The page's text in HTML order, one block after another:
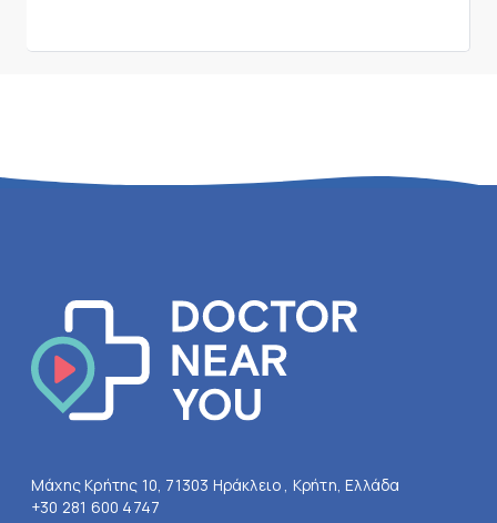
Μάχης Κρήτης 10, 71303 Ηράκλειο , Κρήτη, Ελλάδα
+30 281 600 4747